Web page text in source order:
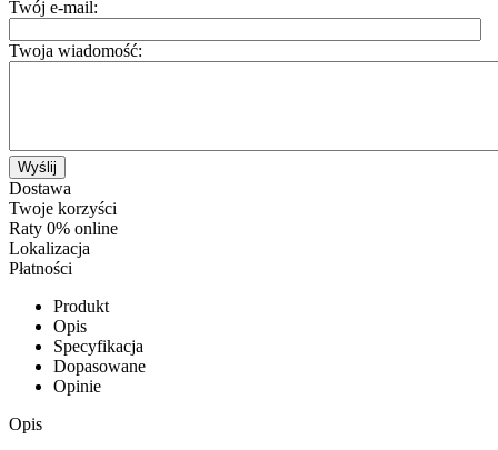
Twój e-mail:
Twoja wiadomość:
Wyślij
Dostawa
Twoje korzyści
Raty 0% online
Lokalizacja
Płatności
Produkt
Opis
Specyfikacja
Dopasowane
Opinie
Opis